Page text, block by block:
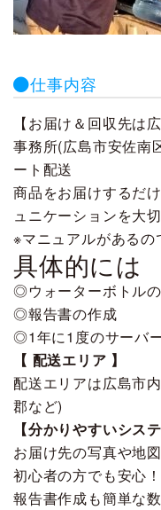
仕事内容
【お届け＆回収先は
事務所(広島市安佐
ート配送
商品をお届けするだ
ュニケーションを大
※マニュアルがあるの
具体的には
◎ウォーターボトル
◎報告書の作成
◎1年に1度のサーバ
【 配送エリア 】
配送エリアは広島市
郡など)
【分かりやすいシステ
お届け先の写真や地
初心者の方でも安心！
報告書作成も簡単な